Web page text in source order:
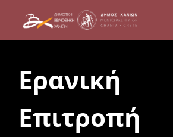
Ερανική
Επιτροπή